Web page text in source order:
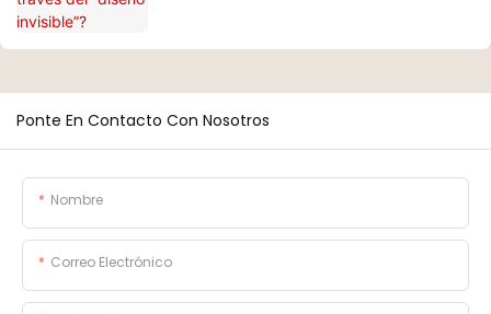
Ponte En Contacto Con Nosotros
Nombre
Correo Electrónico